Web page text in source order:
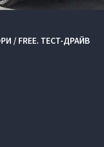
/ FREE. ТЕСТ-ДРАЙВ